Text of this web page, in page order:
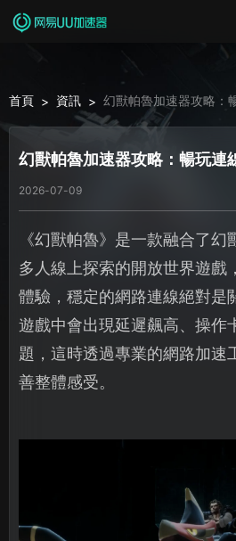
首頁 > 資訊 > 幻獸帕魯加速器攻略：
幻獸帕魯加速器攻略：暢玩連
2026-07-09
《幻獸帕魯》是一款融合了
多人線上探索的開放世界遊戲
體驗，穩定的網路連線絕對是
遊戲中會出現延遲飆高、操作
題，這時透過專業的網路加速
善整體感受。